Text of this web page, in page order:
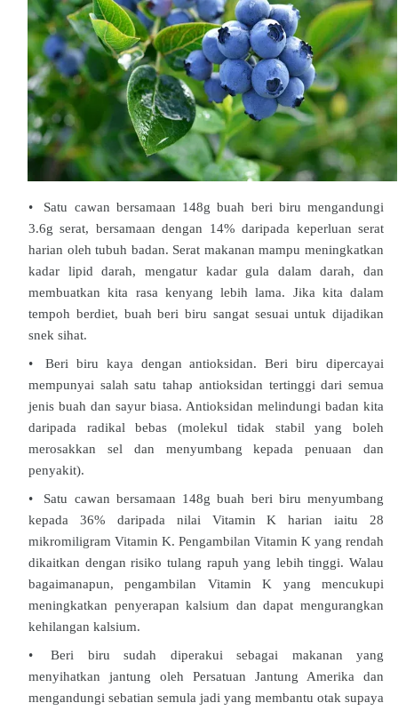
Satu cawan bersamaan 148g buah beri biru mengandungi
3.6g serat, bersamaan dengan 14% daripada keperluan serat
harian oleh tubuh badan. Serat makanan mampu meningkatkan
kadar lipid darah, mengatur kadar gula dalam darah, dan
membuatkan kita rasa kenyang lebih lama. Jika kita dalam
tempoh berdiet, buah beri biru sangat sesuai untuk dijadikan
snek sihat.
Beri biru kaya dengan antioksidan. Beri biru dipercayai
mempunyai salah satu tahap antioksidan tertinggi dari semua
jenis buah dan sayur biasa. Antioksidan melindungi badan kita
daripada radikal bebas (molekul tidak stabil yang boleh
merosakkan sel dan menyumbang kepada penuaan dan
penyakit).
Satu cawan bersamaan 148g buah beri biru menyumbang
kepada 36% daripada nilai Vitamin K harian iaitu 28
mikromiligram Vitamin K. Pengambilan Vitamin K yang rendah
dikaitkan dengan risiko tulang rapuh yang lebih tinggi. Walau
bagaimanapun, pengambilan Vitamin K yang mencukupi
meningkatkan penyerapan kalsium dan dapat mengurangkan
kehilangan kalsium.
Beri biru sudah diperakui sebagai makanan yang
menyihatkan jantung oleh Persatuan Jantung Amerika dan
mengandungi sebatian semula jadi yang membantu otak supaya